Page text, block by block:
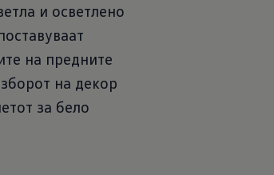
и осветлено
на предните
на декор
за бело